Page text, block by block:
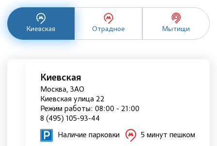
Киевская Отрадное Мытищи
Киевская
Москва, ЗАО
Киевская улица 22
Режим работы: 08:00 - 21:00
8 (495) 105-93-44
Наличие парковки 5 минут пешком